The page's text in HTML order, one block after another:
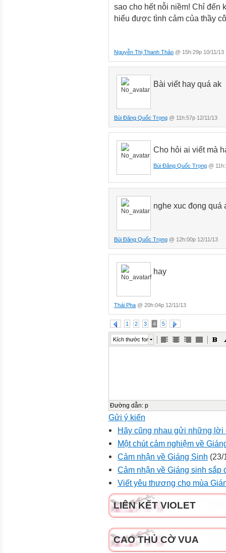
sao cho hết nỗi niềm! Chỉ đến
hiểu được tình cảm của thầy
Nguyễn Thị Thanh Thảo @ 15h:29p 10/11/13
Bài viết hay quá ak
Bùi Đăng Quốc Trọng @ 11h:57p 12/11/13
Cho hỏi ai viết mà
Bùi Đăng Quốc Trọng @
nghe xuc đọng quá
Bùi Đăng Quốc Trọng @ 12h:00p 12/11/13
hay
Thái Pha @ 20h:04p 12/11/13
1 2 3 4 5
Kích thước font
Đường dẫn: p
Gửi ý kiến
Hãy cũng nhau gửi những lời
Một chút cảm nghiệm về
Cảm nhận về Giáng Sinh (23/
Cảm nhận về Giáng sinh sắp
Viết yêu thương cho mùa
LIÊN KẾT VIOLET
CAO THỦ CỜ VUA